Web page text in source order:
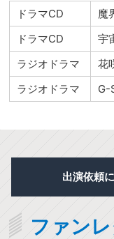
ドラマCD 魔
ドラマCD
宇
ラジオドラマ
花
ラジオドラマ
G-
出演依頼
ファンレ